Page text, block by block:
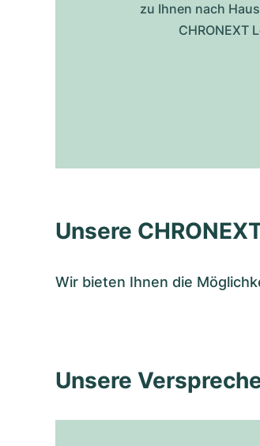
zu Ihnen nach
CHRONEXT
Unsere
Wir bieten Ihnen die
Unsere